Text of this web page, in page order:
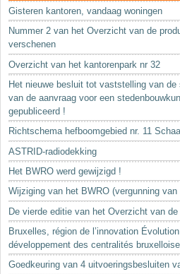
Cartografie
Studies en publicaties
Sleutelwoorden
Stedenbouwkundige inlichtingen
Gisteren kantoren, vandaag woningen
Nummer 2 van het Overzicht van de
verschenen
Overzicht van het kantorenpark nr 32
Het nieuwe besluit tot vaststelling van
van de aanvraag voor een
gepubliceerd !
Richtschema hefboomgebied nr. 11
ASTRID-radiodekking
Het BWRO werd gewijzigd !
Wijziging van het BWRO (vergunning
De vierde editie van het Overzicht van
Bruxelles, région de l’innovation
développement des centralités
Goedkeuring van 4 uitvoeringsbesluiten